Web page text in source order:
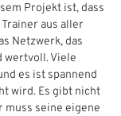
Projekt ist, dass
aus aller
Netzwerk, das
wertvoll. Viele
es ist spannend
wird. Es gibt nicht
muss seine eigene